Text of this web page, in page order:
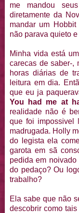
me mandou
diretamente da
mandar um
não parava quieto
Minha vida está
carecas de saber-,
horas diárias de
leitura em dia.
que eu ja
You had me at
realidade não é
que foi impossivel
madrugada. Holly
do legista ela
garota em sã
pedida em
do pedaço? Ou
trabalho?
Ela sabe que não
descobrir como